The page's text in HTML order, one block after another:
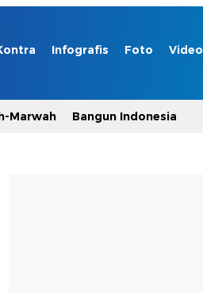
Infografis Foto Video
Marwah Bangun Indonesia